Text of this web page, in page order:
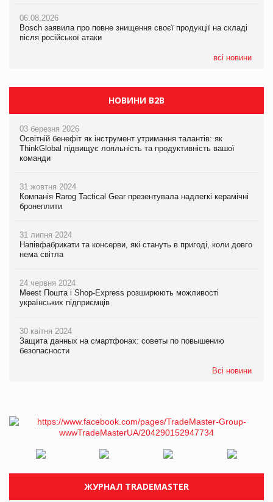
06.08.2026
Bosch заявила про повне знищення своєї продукції на складі
після російської атаки
всі новини
06.08.2026
Bosch заявила про повне знищення своєї продукції на складі
після російської атаки
06.08.2026
Bosch заявила про повне знищення своєї продукції на складі
після російської атаки
НОВИНИ B2B
03 березня 2026
Освітній бенефіт як інструмент утримання талантів: як
ThinkGlobal підвищує лояльність та продуктивність вашої
команди
31 жовтня 2024
Компанія Rarog Tactical Gear презентувала надлегкі керамічні
бронеплити
31 липня 2024
Напівфабрикати та консерви, які стануть в пригоді, коли довго
нема світла
24 червня 2024
Meest Пошта і Shop-Express розширюють можливості
українських підприємців
30 квітня 2024
Защита данных на смартфонах: советы по повышению
безопасности
Всі новини
ЖУРНАЛ TRADEMASTER